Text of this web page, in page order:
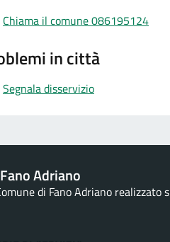
Chiama il comune 086195124
in città
Segnala disservizio
Adriano
di Fano Adriano